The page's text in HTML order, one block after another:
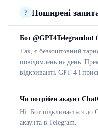
? Поширені
Бот @GPT4Telegrambot
Так, є безкоштовний
повідомлень на день.
відкривають GPT-4 і
Чи потрібен акаунт
Ні. Бот підключається до
акаунта в Telegram.